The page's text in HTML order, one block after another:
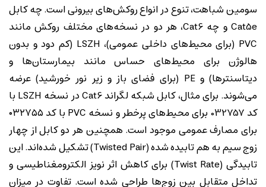
سومین شباهت، تنوع در انواع روکش‌های بیرونی است. چه کابل
Cat5e و چه Cat6، هر دو در نسخه‌های مختلف روکش مانند
PVC (برای محیط‌های داخلی عمومی)، LSZH (کم دود و بدون
هالوژن برای محیط‌های حساس مانند بیمارستان‌ها و
دیتاسنترها) و PE (برای فضای باز و زیر نور خورشید) عرضه
می‌شوند. برای مثال، کابل شبکه لگراند Cat6 در نسخه LSZH با
کد 032757 برای محیط‌های پرخطر و نسخه PVC با کد ۰۳۲۷۵۵
برای مصارف عمومی موجود است. همچنین هر دو کابل از چهار
زوج سیم به هم تابیده شده (Twisted Pair) تشکیل شده‌اند. این
تابیدگی (Twist Rate) برای کاهش اثر نویز الکترومغناطیسی و
تداخل متقابل بین زوج‌ها طراحی شده است. تفاوت در میزان